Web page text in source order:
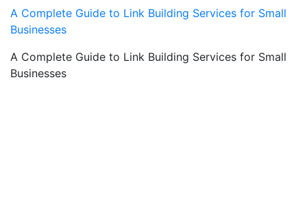
A Complete Guide to Link Building Services for Small
Businesses
A Complete Guide to Link Building Services for Small
Businesses